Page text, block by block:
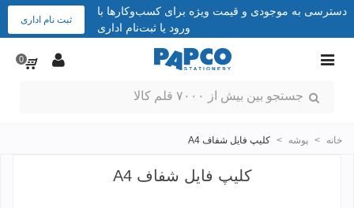
دسترسی به موجودی و قیمت ویژه برای کسب‌وکارها با
ورود یا ثبت‌نام اداری
ثبت نام اداری
0
خانه > پوشه > کلیپ فایل شفاف A4
کلیپ فایل شفاف A4